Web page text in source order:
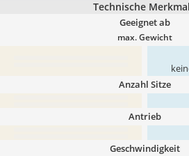
Technische
Geeignet ab
max. Gewicht
Anzahl Sitze
Antrieb
Geschwindigkeit